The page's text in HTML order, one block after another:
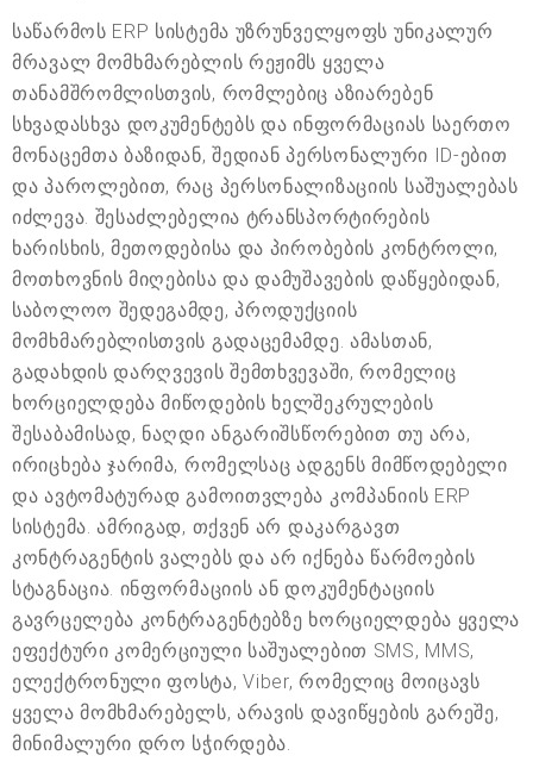
საწარმოს ERP სისტემა უზრუნველყოფს უნიკალურ
მრავალ მომხმარებლის რეჟიმს ყველა
თანამშრომლისთვის, რომლებიც აზიარებენ
სხვადასხვა დოკუმენტებს და ინფორმაციას საერთო
მონაცემთა ბაზიდან, შედიან პერსონალური ID-ებით
და პაროლებით, რაც პერსონალიზაციის საშუალებას
იძლევა. შესაძლებელია ტრანსპორტირების
ხარისხის, მეთოდებისა და პირობების კონტროლი,
მოთხოვნის მიღებისა და დამუშავების დაწყებიდან,
საბოლოო შედეგამდე, პროდუქციის
მომხმარებლისთვის გადაცემამდე. ამასთან,
გადახდის დარღვევის შემთხვევაში, რომელიც
ხორციელდება მიწოდების ხელშეკრულების
შესაბამისად, ნაღდი ანგარიშსწორებით თუ არა,
ირიცხება ჯარიმა, რომელსაც ადგენს მიმწოდებელი
და ავტომატურად გამოითვლება კომპანიის ERP
სისტემა. ამრიგად, თქვენ არ დაკარგავთ
კონტრაგენტის ვალებს და არ იქნება წარმოების
სტაგნაცია. ინფორმაციის ან დოკუმენტაციის
გავრცელება კონტრაგენტებზე ხორციელდება ყველა
ეფექტური კომერციული საშუალებით SMS, MMS,
ელექტრონული ფოსტა, Viber, რომელიც მოიცავს
ყველა მომხმარებელს, არავის დავიწყების გარეშე,
მინიმალური დრო სჭირდება.